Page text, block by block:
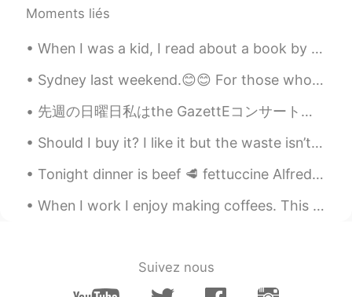
JP EN
ネイルかわいい❤️
Moments liés
When I was a kid, I read about a book by John Baur called ”Among Gnomes and Trolls” In it I found...
Sydney last weekend.😊😊 For those who can't travel I hope this brings some relief. 💗 Take care e...
先週の日曜日私はthe GazettEコンサートに行きました すごく楽しい🎶 私はmeet&greetに出席しました、彼らと密接に話しました。 素晴らしかった〜 I went to the G...
Should I buy it? I like it but the waste isn’t tight so it makes my waste look bigger TT What sho...
Tonight dinner is beef 🥩 fettuccine Alfredo! With 4 cheese 🧀 extra extra cheese lol also my secre...
When I work I enjoy making coffees. This coffee is a hazelnut latte, topped with a little chocola...
Suivez nous